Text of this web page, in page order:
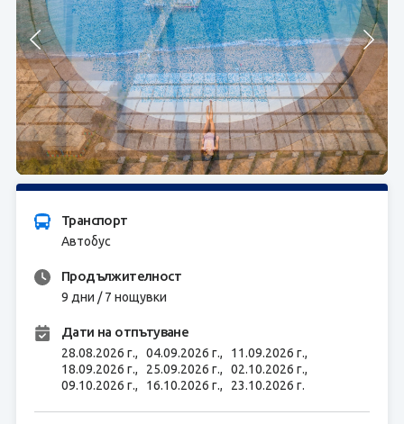
Визи
Контакти
За нас
ЗАПИТВАНЕ
Транспорт
Автобус
Продължителност
9 дни / 7 нощувки
Дати на отпътуване
28.08.2026 г., 04.09.2026 г., 11.09.2026 г.,
18.09.2026 г., 25.09.2026 г., 02.10.2026 г.,
09.10.2026 г., 16.10.2026 г., 23.10.2026 г.